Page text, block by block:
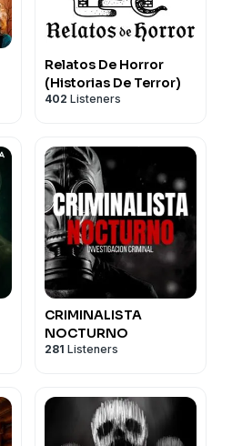
Relatos De Horror
(Historias De Terror)
402 Listeners
CRIMINALISTA
NOCTURNO
281 Listeners